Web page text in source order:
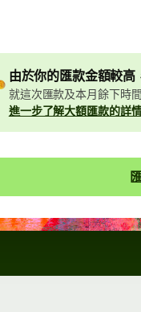
由於你的匯款金額較高
就這次匯款及本月餘下時
進一步了解大額匯款的詳